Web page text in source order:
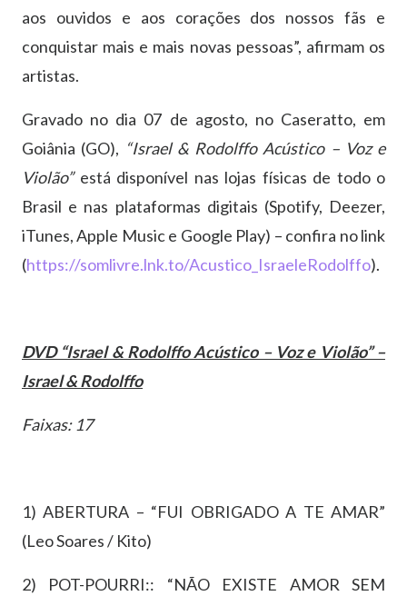
aos ouvidos e aos corações dos nossos fãs e
conquistar mais e mais novas pessoas”, afirmam os
artistas.
Gravado no dia 07 de agosto, no Caseratto, em
Goiânia (GO), “Israel & Rodolffo Acústico – Voz e
Violão”está disponível nas lojas físicas de todo o
Brasil e nas plataformas digitais (Spotify, Deezer,
iTunes, Apple Music e Google Play) – confira no link
(https://somlivre.lnk.to/Acustico_IsraeleRodolffo).
DVD “Israel & Rodolffo Acústico – Voz e Violão” –
Israel & Rodolffo
Faixas: 17
1) ABERTURA – “FUI OBRIGADO A TE AMAR”
(Leo Soares / Kito)
2) POT-POURRI:: “NÃO EXISTE AMOR SEM